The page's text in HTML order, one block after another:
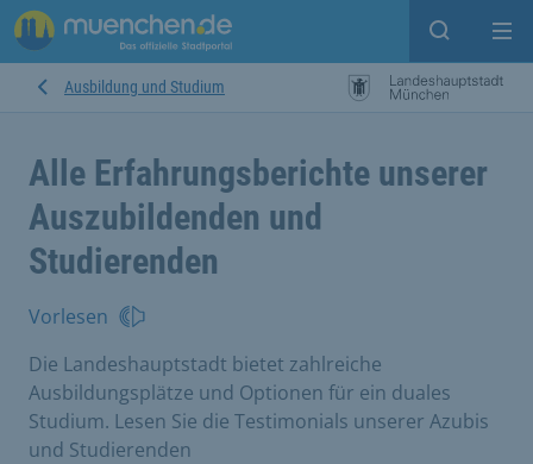
Suche
Ausbildung und Studium
Alle Erfahrungsberichte unserer
Auszubildenden und
Studierenden
Vorlesen
Die Landeshauptstadt bietet zahlreiche
Ausbildungsplätze und Optionen für ein duales
Studium. Lesen Sie die Testimonials unserer Azubis
und Studierenden